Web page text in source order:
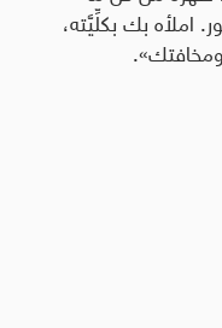
بك بكلِّيَّته،